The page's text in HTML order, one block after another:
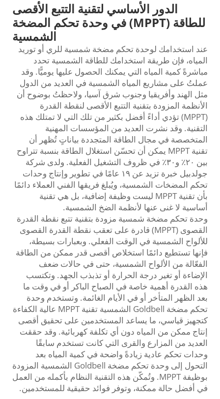
الدور الأساسي لتقنية التتبع الأقصى
للطاقة (MPPT) في وحدة تحكم المضخة
الشمسية
عند استخدامك لوحدة تحكم مضخة شمسية للري أو توريد
المياه، فإن طريقة استخدامك للطاقة الشمسية تحدد
مباشرةً كمية المياه التي يمكنك الحصول عليها يوميًّا. وقد
عملتُ على مشاريع المياه الشمسية في العديد من الدول
مثل الهند وأفريقيا وجنوب شرق آسيا، ولاحظتُ بوضوح أن
الأنظمة المزودة بتقنية التتبع الأقصى لنقطة القدرة
(MPPT) تؤدي أداءً أفضل بكثير من تلك التي لا تمتلك هذه
التقنية. وقد نشرت العديد من المؤسسات المهنية
المتخصصة في مجال الطاقة المتجددة بياناتٍ تُظهر أن
تقنية MPPT يمكن أن تحسّن استغلال الطاقة بنسبة تتراوح
بين ٢٠٪ و٣٠٪ في ظروف التشغيل الفعلية. ولدى شركة
جولدبيل خبرة تزيد عن ١٩ عامًا في تطوير وإنتاج وحدات
تحكم المضخات الشمسية، ويُبلغ فريقها الفني العملاء دائمًا
بأن تقنية MPPT ليست وظيفة إضافية، بل هي تقنية
أساسية لا غنى عنها لأنظمة الضخ الشمسية.
وحدة تحكم مضخة شمسية مزودة بتقنية تتبع نقطة القدرة
القصوى (MPPT) قادرة على تعقب نقطة القدرة القصوى
للألواح الشمسية في الوقت الفعلي. وبعبارات بسيطة،
فإنها تستطيع دائمًا استخلاص أقصى قدر ممكن من الطاقة
الفعّالة من الألواح الشمسية، حتى في حالات ضعف
الإضاءة أو تغير درجة الحرارة أو تذبذب الجهد. وتكتسب
هذه القدرة أهمية خاصة في الصباح الباكر أو في وقت ما
بعد الظهر المتأخر أو في الأيام الغائمة. وتستخدم وحدة
تحكم مضخة Goldbell الشمسية تقنية MPPT عالية الكفاءة
كتجهيز قياسي، ما يساعد المستخدمين على تحقيق أقصى
إنتاج ممكن من المياه دون أي تكلفة كهربائية. وقد حققت
العديد من المزارع والقرى التي كانت تستخدم سابقًا
وحدات تحكم عادية زيادةً واضحة في كمية المياه بعد
التحول إلى وحدة تحكم مضخة Goldbell الشمسية المزودة
بوظيفة MPPT. وتُمكّن هذه التقنية النظام بأكمله من العمل
في أفضل حالة ممكنة، وتوفر فوائد حقيقية للمستخدمين.